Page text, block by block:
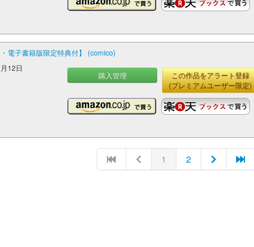
電子書籍版限定特典付】 (comico)
12日
購入管理
この作品をアラート登録
(プレミアムユーザー限定)
1 2